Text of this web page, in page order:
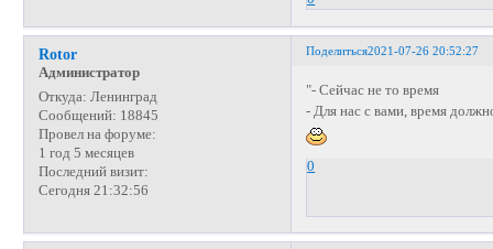
Поделиться2021-07-26 20:52:27
Rotor
Администратор
Откуда: Ленинград
Сообщений: 18845
Провел на форуме:
1 год 5 месяцев
Последний визит:
Сегодня 21:32:56
"- Сейчас не то время
- Для нас с вами, время
0